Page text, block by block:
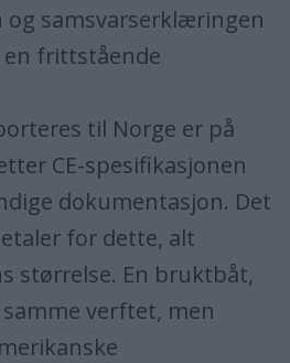
samsvarserklæringen
frittstående
til Norge er på
CE-spesifikasjonen
dokumentasjon. Det
for dette, alt
størrelse. En bruktbåt,
verftet, men